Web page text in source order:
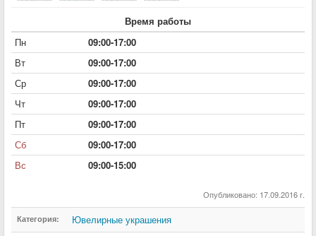
Время работы
Пн
09:00-17:00
Вт
09:00-17:00
Ср
09:00-17:00
Чт
09:00-17:00
Пт
09:00-17:00
Сб
09:00-17:00
Вс
09:00-15:00
Опубликовано: 17.09.2016 г.
Категория: Ювелирные украшения